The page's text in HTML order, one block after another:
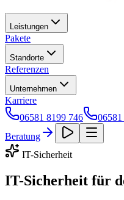
Leistungen
Pakete
Standorte
Referenzen
Unternehmen
Karriere
06581 8199 746
Beratung
IT-Sicherheit
IT-Sicherheit für